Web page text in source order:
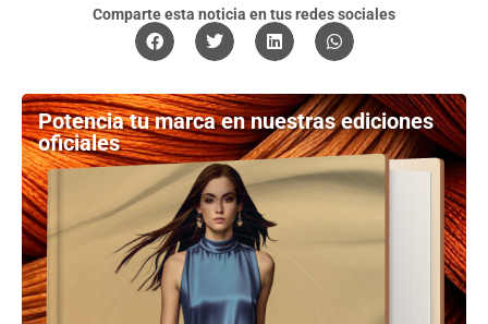
Comparte esta noticia en tus redes sociales
Potencia tu marca en nuestras ediciones
oficiales